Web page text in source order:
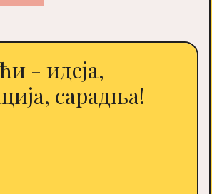
- идеја,
сарадња!